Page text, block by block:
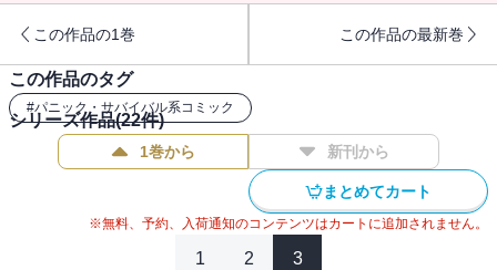
この作品の1巻 この作品の最新巻
この作品のタグ
#パニック・サバイバル系コミック
シリーズ作品(22件)
1巻から 新刊から
まとめてカート
※無料、予約、入荷通知のコンテンツはカートに追加されません。
1 2 3